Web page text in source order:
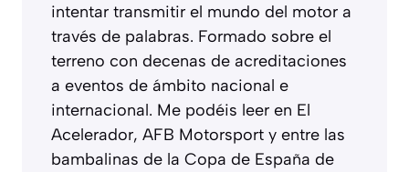
intentar transmitir el mundo del motor a
través de palabras. Formado sobre el
terreno con decenas de acreditaciones
a eventos de ámbito nacional e
internacional. Me podéis leer en El
Acelerador, AFB Motorsport y entre las
bambalinas de la Copa de España de